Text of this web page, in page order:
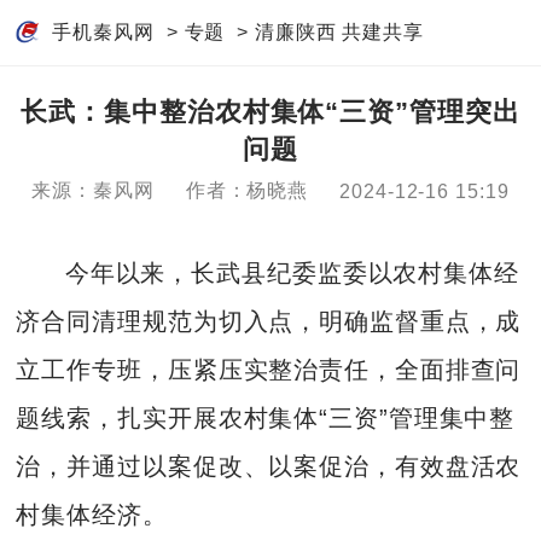
手机秦风网 > 专题 > 清廉陕西 共建共享
长武：集中整治农村集体“三资”管理突出
问题
来源：秦风网 作者：杨晓燕 2024-12-16 15:19
今年以来，长武县纪委监委以农村集体经
济合同清理规范为切入点，明确监督重点，成
立工作专班，压紧压实整治责任，全面排查问
题线索，扎实开展农村集体“三资”管理集中整
治，并通过以案促改、以案促治，有效盘活农
村集体经济。